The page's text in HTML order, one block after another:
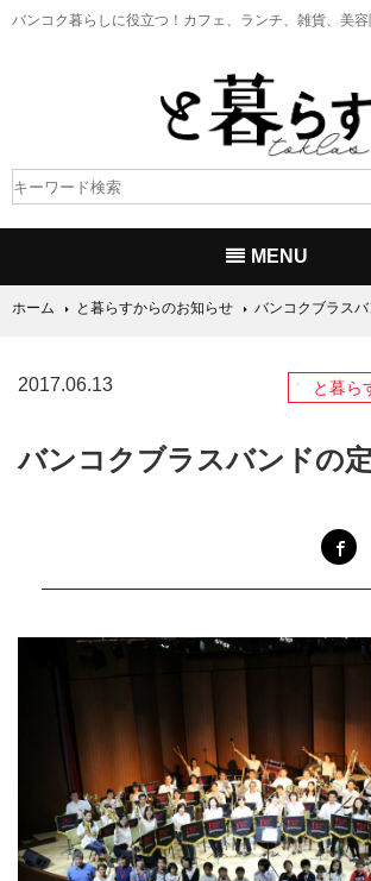
バンコク暮らしに役立つ！ カフェ、ランチ、雑貨、美
MENU
ホーム と暮らすからのお知らせ バンコクブラス
2017.06.13 と暮ら
バンコクブラスバンドの